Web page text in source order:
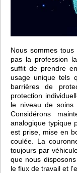
Nous sommes
pas la profession
suffit de prendre
usage unique tels
barrières de
protection
le niveau de soins
Considérons
analogique typique
est prise, mise en
coulée. La
toujours par
que nous
le flux de travail et